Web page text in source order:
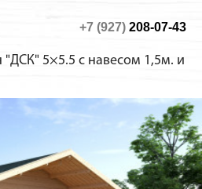
+7 (927) 208-07-43
5×5.5 с навесом 1,5м. и